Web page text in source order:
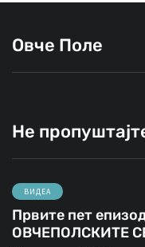
Овче Поле
Не
ВИДЕА
Првите пет
ОВЧЕПОЛСКИТЕ